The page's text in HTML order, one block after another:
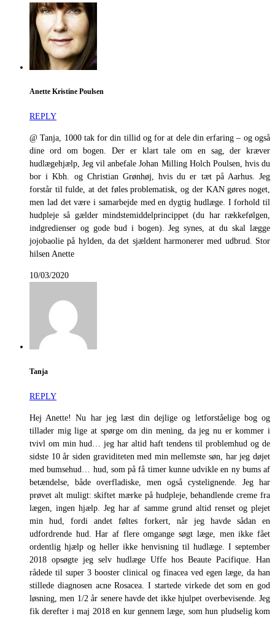
Anette Kristine Poulsen
REPLY
@ Tanja, 1000 tak for din tillid og for at dele din erfaring – og også
dine ord om bogen. Der er klart tale om en sag, der kræver
hudlægehjælp, Jeg vil anbefale Johan Milling Holch Poulsen, hvis du
bor i Kbh. og Christian Grønhøj, hvis du er tæt på Aarhus. Jeg
forstår til fulde, at det føles problematisk, og der KAN gøres noget,
men lad det være i samarbejde med en dygtig hudlæge. I forhold til
hudpleje så gælder mindstemiddelprincippet (du har rækkefølgen,
indgredienser og gode bud i bogen). Jeg synes, at du skal lægge
jojobaolie på hylden, da det sjældent harmonerer med udbrud. Stor
hilsen Anette
10/03/2020
Tanja
REPLY
Hej Anette! Nu har jeg læst din dejlige og letforståelige bog og
tillader mig lige at spørge om din mening, da jeg nu er kommer i
tvivl om min hud… jeg har altid haft tendens til problemhud og de
sidste 10 år siden graviditeten med min mellemste søn, har jeg døjet
med bumsehud… hud, som på få timer kunne udvikle en ny bums af
betændelse, både overfladiske, men også cystelignende. Jeg har
prøvet alt muligt: skiftet mærke på hudpleje, behandlende creme fra
lægen, ingen hjælp. Jeg har af samme grund altid renset og plejet
min hud, fordi andet føltes forkert, når jeg havde sådan en
udfordrende hud. Har af flere omgange søgt læge, men ikke fået
ordentlig hjælp og heller ikke henvisning til hudlæge. I september
2018 opsøgte jeg selv hudlæge Uffe hos Beaute Pacifique. Han
rådede til super 3 booster clinical og finacea ved egen læge, da han
stillede diagnosen acne Rosacea. I startede virkede det som en god
løsning, men 1/2 år senere havde det ikke hjulpet overbevisende. Jeg
fik derefter i maj 2018 en kur gennem læge, som hun pludselig kom